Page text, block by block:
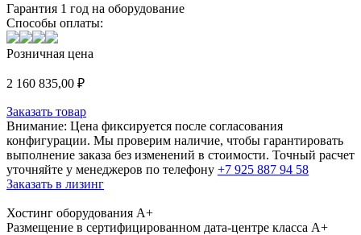
Гарантия 1 год на оборудование
Способы оплаты:
Розничная цена
2 160 835,00 ₽
Заказать товар
Внимание: Цена фиксируется после согласования
конфигурации. Мы проверим наличие, чтобы гарантировать
выполнение заказа без изменений в стоимости. Точный расчет
уточняйте у менеджеров по телефону +7 925 887 94 58
Заказать в лизинг
Хостинг оборудования A+
Размещение в сертифицированном дата-центре класса А+